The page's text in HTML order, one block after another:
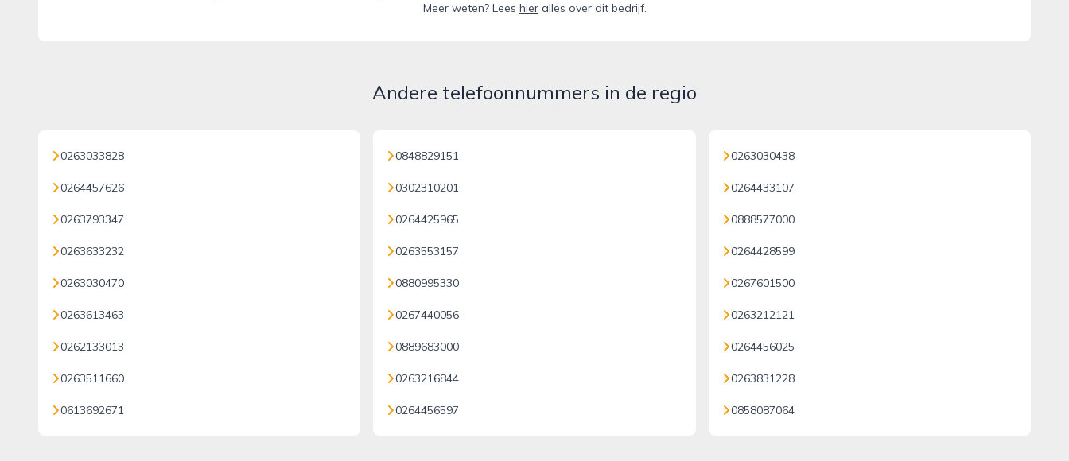
Meer weten? Lees hieralles over dit bedrijf.
Andere telefoonnummers in de regio
0263033828
0264457626
0263793347
0263633232
0263030470
0263613463
0262133013
0263511660
0613692671
0848829151
0302310201
0264425965
0263553157
0880995330
0267440056
0889683000
0263216844
0264456597
0263030438
0264433107
0888577000
0264428599
0267601500
0263212121
0264456025
0263831228
0858087064